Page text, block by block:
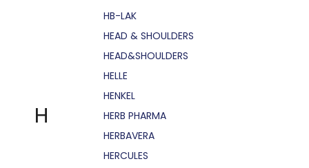
H
HB-LAK
HEAD & SHOULDERS
HEAD&SHOULDERS
HELLE
HENKEL
HERB PHARMA
HERBAVERA
HERCULES